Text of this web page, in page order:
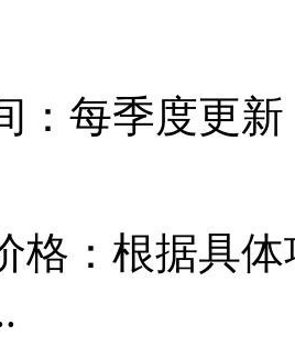
：每季度更新
格：根据具